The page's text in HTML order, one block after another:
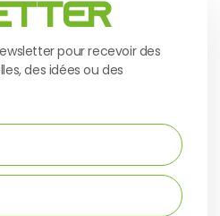
pour recevoir des
des idées ou des